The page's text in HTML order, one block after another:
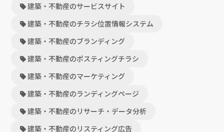
建築・不動産のサービスサイト
建築・不動産のチラシ位置情報システム
建築・不動産のブランディング
建築・不動産のポスティングチラシ
建築・不動産のマーケティング
建築・不動産のランディングページ
建築・不動産のリサーチ・データ分析
建築・不動産のリスティング広告